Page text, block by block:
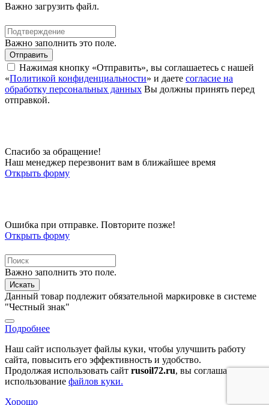
Важно загрузить файл.
Важно заполнить это поле.
Отправить
Нажимая кнопку «Отправить», вы соглашаетесь с нашей
«Политикой конфиденциальности» и даете согласие на
обработку персональных данных Вы должны принять перед
отправкой.
Спасибо за обращение!
Наш менеджер перезвонит вам в ближайшее время
Открыть форму
Ошибка при отправке. Повторите позже!
Открыть форму
Важно заполнить это поле.
Искать
Данный товар подлежит обязательной маркировке в системе
"Честный знак"
Подробнее
Наш сайт использует файлы куки, чтобы улучшить работу
сайта, повысить его эффективность и удобство.
Продолжая использовать сайт rusoil72.ru, вы соглашаетесь на
использование файлов куки.
Хорошо